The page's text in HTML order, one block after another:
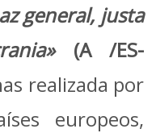
general, justa
(A /ES-
realizada por
europeos,